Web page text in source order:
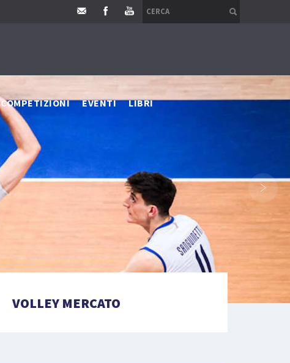
COMPETIZIONI EVENTI LIBRI
›
VOLLEY MERCATO